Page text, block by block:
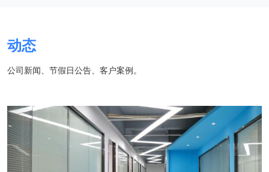
动态
公司新闻、节假日公告、客户案例。